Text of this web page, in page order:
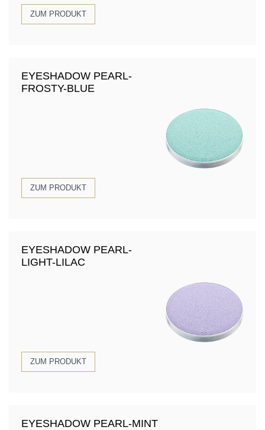
ZUM PRODUKT
EYESHADOW PEARL-
FROSTY-BLUE
ZUM PRODUKT
EYESHADOW PEARL-
LIGHT-LILAC
ZUM PRODUKT
EYESHADOW PEARL-MINT